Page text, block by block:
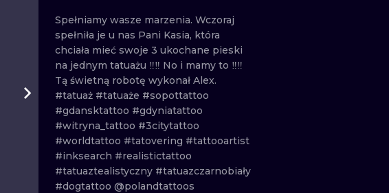
BLACKWORK
TRADITIONAL
IGNORANT
LINEWORK
DOTWORK
NEO TRADITIONAL
Spełniamy wasze marzenia. Wczoraj
spełniła je u nas Pani Kasia, która
chciała mieć swoje 3 ukochane pieski
na jednym tatuażu ‼️‼️ No i mamy to ‼️‼️
Tą świetną robotę wykonał Alex.
#tatuaż #tatuaże #sopottattoo
#gdansktattoo #gdyniatattoo
#witryna_tattoo #3citytattoo
#worldtattoo #tatovering #tattooartist
#inksearch #realistictattoo
#tatuaztealistyczny #tatuazczarnobiały
#dogtattoo @polandtattoos